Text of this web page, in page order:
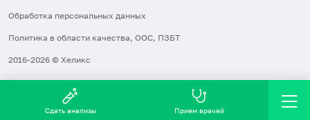
Обработка персональных данных
Политика в области качества, ООС, ПЗБТ
2016-2026 © Хеликс
Сдать анализы Прием врачей